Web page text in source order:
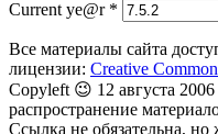
Current ye@r *
Все материалы сайта
лицензии: Creative
Copyleft 😉 12 августа
распространение
Ссылка не обязательна, но